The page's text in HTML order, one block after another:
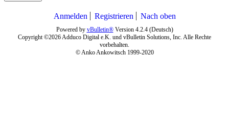
Anmelden Registrieren Nach oben
Powered by vBulletin®Version 4.2.4 (Deutsch)
Copyright ©2026 Adduco Digital e.K. und vBulletin Solutions, Inc. Alle Rechte
vorbehalten.
© Anko Ankowitsch 1999-2020